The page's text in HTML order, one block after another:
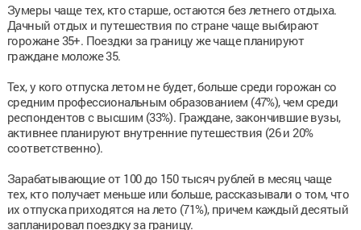
Зумеры чаще тех, кто старше, остаются без летнего отдыха.
Дачный отдых и путешествия по стране чаще выбирают
горожане 35+. Поездки за границу же чаще планируют
граждане моложе 35.
Тех, у кого отпуска летом не будет, больше среди горожан со
средним профессиональным образованием (47%), чем среди
респондентов с высшим (33%). Граждане, закончившие вузы,
активнее планируют внутренние путешествия (26 и 20%
соответственно).
Зарабатывающие от 100 до 150 тысяч рублей в месяц чаще
тех, кто получает меньше или больше, рассказывали о том, что
их отпуска приходятся на лето (71%), причем каждый десятый
запланировал поездку за границу.